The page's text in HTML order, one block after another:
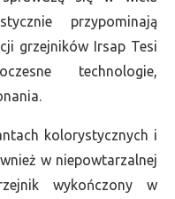
przypominają
grzejników Irsap Tesi
technologie,
kolorystycznych i
w niepowtarzalnej
wykończony w